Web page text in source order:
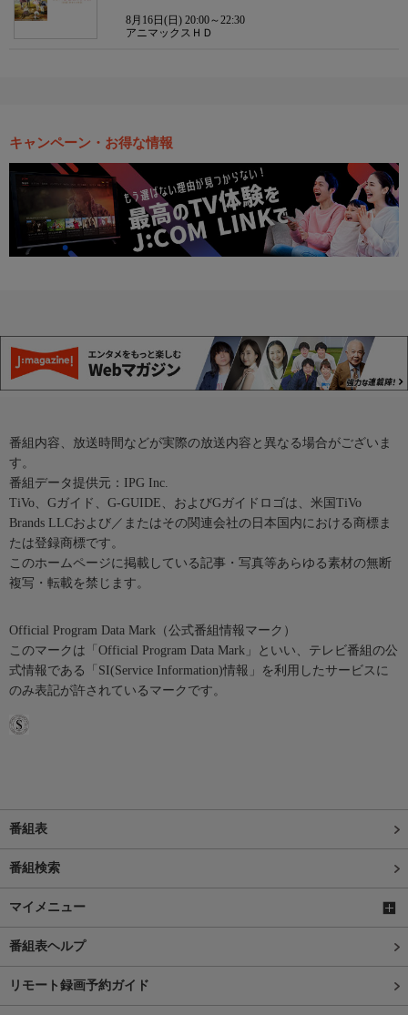
8月16日(日) 20:00～22:30
アニマックスＨＤ
キャンペーン・お得な情報
番組内容、放送時間などが実際の放送内容と異なる場合がございま
す。
番組データ提供元：IPG Inc.
TiVo、Gガイド、G-GUIDE、およびGガイドロゴは、米国TiVo
Brands LLCおよび／またはその関連会社の日本国内における商標ま
たは登録商標です。
このホームページに掲載している記事・写真等あらゆる素材の無断
複写・転載を禁じます。
Official Program Data Mark（公式番組情報マーク）
このマークは「Official Program Data Mark」といい、テレビ番組の公
式情報である「SI(Service Information)情報」を利用したサービスに
のみ表記が許されているマークです。
番組表
番組検索
マイメニュー
番組表ヘルプ
リモート録画予約ガイド